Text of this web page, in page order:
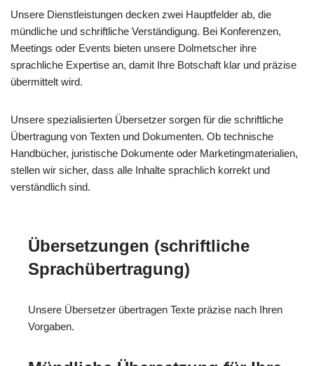
Unsere Dienstleistungen decken zwei Hauptfelder ab, die
mündliche und schriftliche Verständigung. Bei Konferenzen,
Meetings oder Events bieten unsere Dolmetscher ihre
sprachliche Expertise an, damit Ihre Botschaft klar und präzise
übermittelt wird.
Unsere spezialisierten Übersetzer sorgen für die schriftliche
Übertragung von Texten und Dokumenten. Ob technische
Handbücher, juristische Dokumente oder Marketingmaterialien,
stellen wir sicher, dass alle Inhalte sprachlich korrekt und
verständlich sind.
Übersetzungen (schriftliche
Sprachübertragung)
Unsere Übersetzer übertragen Texte präzise nach Ihren
Vorgaben.